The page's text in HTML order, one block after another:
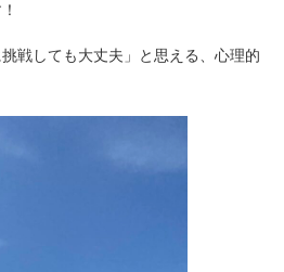
戦しても大丈夫」と思える、心理的